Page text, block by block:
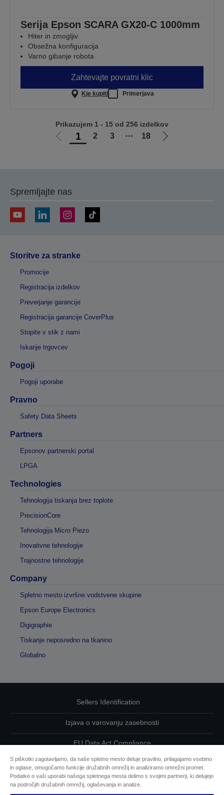
Serija Epson SCARA GX20-C 1000mm
Hiter in zmogljiv
Obsežna konfiguracija
Varno gibanje robota
Zahtevajte povratni klic
Kje kupiti Primerjava
Pojdi1 2 3 ⋯ 18
Pojdi
Prikazujem 1 - 15 od 256 izdelkov
Spremljajte nas
Storitve za stranke
Promocije
Registracija izdelkov
Preverjanje garancije
Registracija garancije CoverPlus
Stopite v stik z nami
Iskanje trgovcev
Pogoji
Pogoji uporabe
Pravno
Safety Data Sheets
Partners
Epsonov partnerski portal
LPGA
Technologies
Tehnologija tiskanja brez toplote
PrecisionCore
Tehnologija Micro Piezo
Inovativne tehnologije
Trajnostne tehnologije
Company
Spletno mesto izvršne vodstvene skupine
Epson Europe Electronics
Digigraphie
Tiskanje neposredno na tkanino
Globalno
Sellers Identification
Izjava o varovanju zasebnosti
EU Data Act Compliance
Kontaktirajte nas glede svojih podatkov
Informacije o piškotkih
S piškotki zagotavljamo, da naše spletno mesto deluje pravilno, prilagajamo vsebino
in oglase, omogočamo funkcije družabnih omrežij in analiziramo omrežni promet.
Podatke o vaši uporabi našega spletnega mesta delimo s svojimi partnerji, ki delujejo
na področjih družabnih omrežij, oglaševanja in analize.